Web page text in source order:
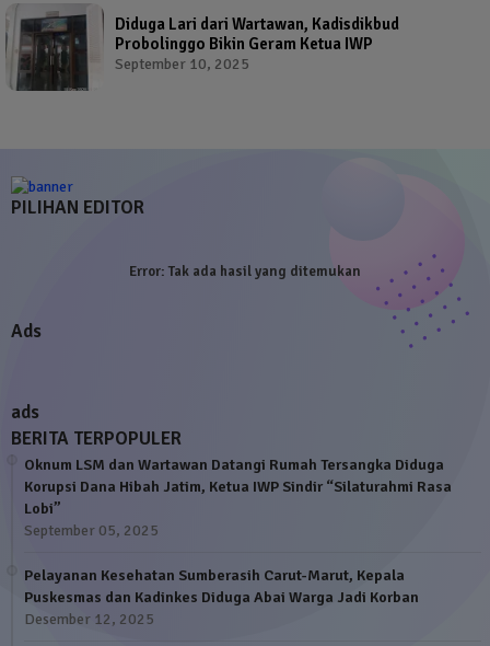
Diduga Lari dari Wartawan, Kadisdikbud
Probolinggo Bikin Geram Ketua IWP
September 10, 2025
PILIHAN EDITOR
Error:Tak ada hasil yang ditemukan
Ads
ads
BERITA TERPOPULER
Oknum LSM dan Wartawan Datangi Rumah Tersangka Diduga
Korupsi Dana Hibah Jatim, Ketua IWP Sindir “Silaturahmi Rasa
Lobi”
September 05, 2025
Pelayanan Kesehatan Sumberasih Carut-Marut, Kepala
Puskesmas dan Kadinkes Diduga Abai Warga Jadi Korban
Desember 12, 2025